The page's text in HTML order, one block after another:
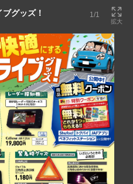
グッズ！ 1/1
拡大